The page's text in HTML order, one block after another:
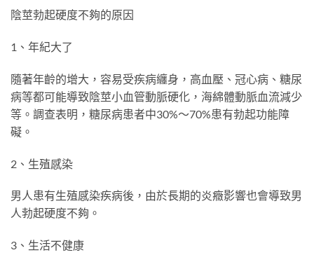
陰莖勃起硬度不夠的原因
1、年紀大了
隨著年齡的增大，容易受疾病纏身，高血壓、冠心病、糖尿
病等都可能導致陰莖小血管動脈硬化，海綿體動脈血流減少
等。調查表明，糖尿病患者中30%～70%患有勃起功能障
礙。
2、生殖感染
男人患有生殖感染疾病後，由於長期的炎癥影響也會導致男
人勃起硬度不夠。
3、生活不健康